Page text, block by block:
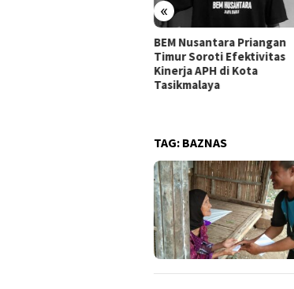
«
BEM Nusantara Priangan
Timur Soroti Efektivitas
Kinerja APH di Kota
Tasikmalaya
TAG: BAZNAS